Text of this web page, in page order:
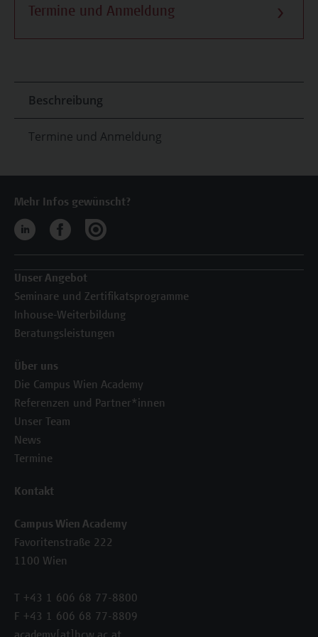
Termine und Anmeldung
Beschreibung
Termine und Anmeldung
Mehr Infos gewünscht?
Unser Angebot
Seminare und Zertifikatsprogramme
Inhouse-Weiterbildung
Beratungsleistungen
Über uns
Die Campus Wien Academy
Referenzen und Partner*innen
Unser Team
News
Termine
Kontakt
Campus Wien Academy
Favoritenstraße 222
1100 Wien
T +43 1 606 68 77-8800
F +43 1 606 68 77-8809